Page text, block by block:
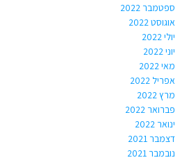
ספטמבר 2022
אוגוסט 2022
יולי 2022
יוני 2022
מאי 2022
אפריל 2022
מרץ 2022
פברואר 2022
ינואר 2022
דצמבר 2021
נובמבר 2021